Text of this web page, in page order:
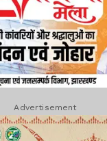
Advertisement